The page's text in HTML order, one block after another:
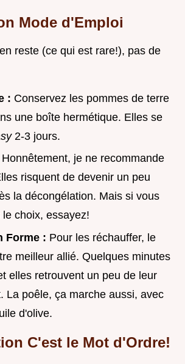
Mode d'Emploi
reste (ce qui est rare!), pas de
: Conservez les pommes de terre
une boîte hermétique. Elles se
2-3 jours.
Honnêtement, je ne recommande
risquent de devenir un peu
la décongélation. Mais si vous
le choix, essayez!
Forme : Pour les réchauffer, le
meilleur allié. Quelques minutes
elles retrouvent un peu de leur
La poêle, ça marche aussi, avec
d'olive.
C'est le Mot d'Ordre!